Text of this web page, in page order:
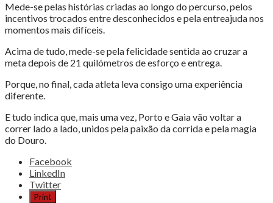
Mede-se pelas histórias criadas ao longo do percurso, pelos
incentivos trocados entre desconhecidos e pela entreajuda nos
momentos mais difíceis.
Acima de tudo, mede-se pela felicidade sentida ao cruzar a
meta depois de 21 quilómetros de esforço e entrega.
Porque, no final, cada atleta leva consigo uma experiência
diferente.
E tudo indica que, mais uma vez, Porto e Gaia vão voltar a
correr lado a lado, unidos pela paixão da corrida e pela magia
do Douro.
Share
post
"PORTO,
Facebook
LinkedIn
Twitter
Print